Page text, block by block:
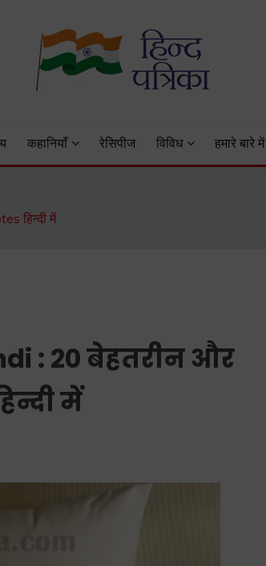
कहानियाँ रेसिपीज विविध हमारे बारे में
हिन्दी में
:20 बेहतरीन और
में